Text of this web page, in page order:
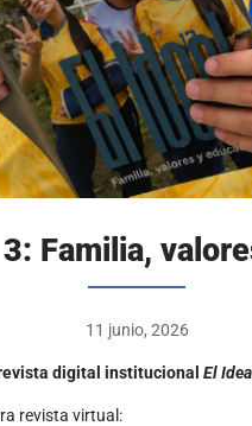
Familia,
11 junio, 2026
digital institucional El
revista virtual: